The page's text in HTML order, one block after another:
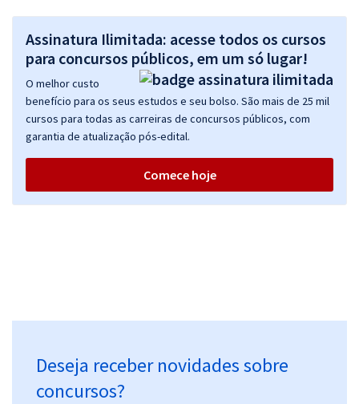
Assinatura Ilimitada: acesse todos os cursos
para concursos públicos, em um só lugar!
O melhor custo
benefício para os seus estudos e seu bolso. São mais de 25 mil
cursos para todas as carreiras de concursos públicos, com
garantia de atualização pós-edital.
Comece hoje
Deseja receber novidades sobre
concursos?